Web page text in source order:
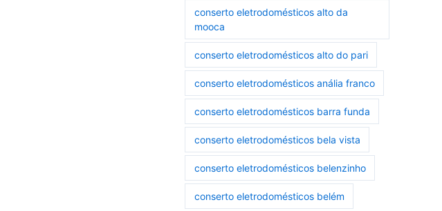
conserto eletrodomésticos alto da
mooca
conserto eletrodomésticos alto do pari
conserto eletrodomésticos anália franco
conserto eletrodomésticos barra funda
conserto eletrodomésticos bela vista
conserto eletrodomésticos belenzinho
conserto eletrodomésticos belém